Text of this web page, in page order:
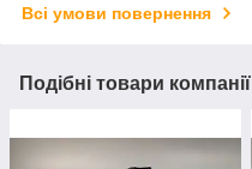
Всі умови повернення
Подібні товари компанії